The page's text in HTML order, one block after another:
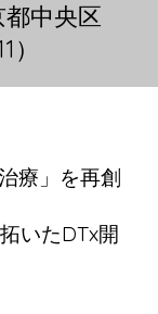
都中央区
療」を再創
いたDTx開